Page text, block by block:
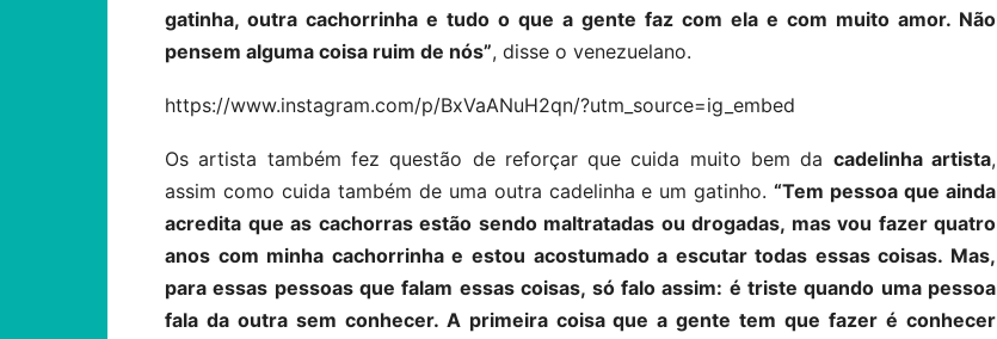
gatinha, outra cachorrinha e tudo o que a gente faz com ela e com muito amor. Não
pensem alguma coisa ruim de nós”, disse o venezuelano.
https://www.instagram.com/p/BxVaANuH2qn/?utm_source=ig_embed
Os artista também fez questão de reforçar que cuida muito bem da cadelinha artista,
assim como cuida também de uma outra cadelinha e um gatinho.“Tem pessoa que ainda
acredita que as cachorras estão sendo maltratadas ou drogadas, mas vou fazer quatro
anos com minha cachorrinha e estou acostumado a escutar todas essas coisas. Mas,
para essas pessoas que falam essas coisas, só falo assim: é triste quando uma pessoa
fala da outra sem conhecer. A primeira coisa que a gente tem que fazer é conhecer